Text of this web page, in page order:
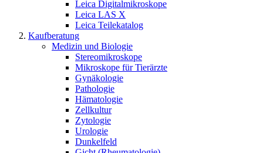
Leica Digitalmikroskope
Leica LAS X
Leica Teilekatalog
Kaufberatung
Medizin und Biologie
Stereomikroskope
Mikroskope für Tierärzte
Gynäkologie
Pathologie
Hämatologie
Zellkultur
Zytologie
Urologie
Dunkelfeld